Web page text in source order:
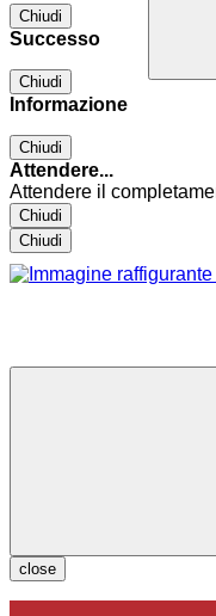
Chiudi
Successo
Chiudi
Informazione
Chiudi
Attendere...
Attendere il
Chiudi
Chiudi
close